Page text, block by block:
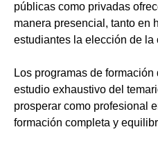
públicas como privadas
manera presencial, tanto en
estudiantes la elección de la
Los programas de
estudio exhaustivo del
prosperar como profesional
formación completa y